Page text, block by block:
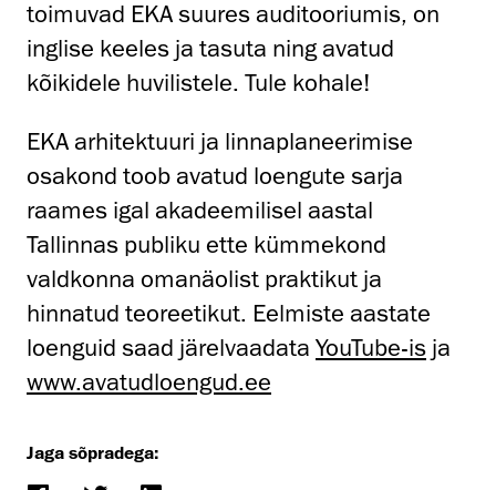
toimuvad EKA suures auditooriumis, on
inglise keeles ja tasuta ning avatud
kõikidele huvilistele. Tule kohale!
EKA arhitektuuri ja linnaplaneerimise
osakond toob avatud loengute sarja
raames igal akadeemilisel aastal
Tallinnas publiku ette kümmekond
valdkonna omanäolist praktikut ja
hinnatud teoreetikut. Eelmiste aastate
loenguid saad järelvaadata YouTube-is ja
www.avatudloengud.ee
Jaga sõpradega: